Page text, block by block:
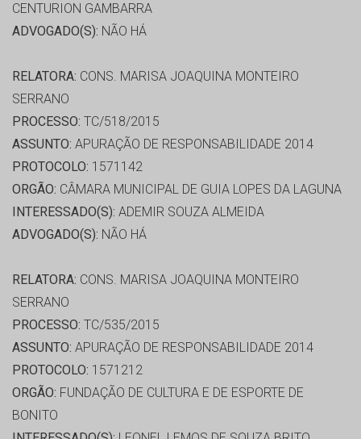
CENTURION GAMBARRA
ADVOGADO(S): NÃO HÁ
RELATORA: CONS. MARISA JOAQUINA MONTEIRO
SERRANO
PROCESSO: TC/518/2015
ASSUNTO: APURAÇÃO DE RESPONSABILIDADE 2014
PROTOCOLO: 1571142
ORGÃO: CÂMARA MUNICIPAL DE GUIA LOPES DA LAGUNA
INTERESSADO(S): ADEMIR SOUZA ALMEIDA
ADVOGADO(S): NÃO HÁ
RELATORA: CONS. MARISA JOAQUINA MONTEIRO
SERRANO
PROCESSO: TC/535/2015
ASSUNTO: APURAÇÃO DE RESPONSABILIDADE 2014
PROTOCOLO: 1571212
ORGÃO: FUNDAÇÃO DE CULTURA E DE ESPORTE DE
BONITO